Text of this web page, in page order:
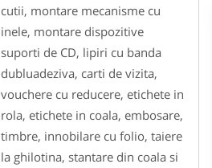
cutii, montare mecanisme cu
inele, montare dispozitive
suporti de CD, lipiri cu banda
dubluadeziva, carti de vizita,
vouchere cu reducere, etichete in
rola, etichete in coala, embosare,
timbre, innobilare cu folio, taiere
la ghilotina, stantare din coala si